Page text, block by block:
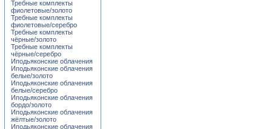
Требные комплекты
фиолетовые/золото
Требные комплекты
фиолетовые/серебро
Требные комплекты
чёрные/золото
Требные комплекты
чёрные/серебро
Иподьяконские облачения
Иподьяконские облачения
белые/золото
Иподьяконские облачения
белые/серебро
Иподьяконские облачения
бордо/золото
Иподьяконские облачения
жёлтые/золото
Иподьяконские облачения